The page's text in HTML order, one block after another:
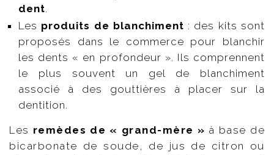
dent.
Les produits de blanchiment : des kits sont
proposés dans le commerce pour blanchir
les dents « en profondeur ». Ils comprennent
le plus souvent un gel de blanchiment
associé à des gouttières à placer sur la
dentition.
Les remèdes de « grand-mère » à base de
bicarbonate de soude, de jus de citron ou